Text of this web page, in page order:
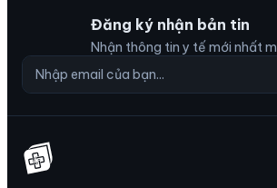
Đăng ký nhận bản tin
Nhận thông tin y tế mới nhất